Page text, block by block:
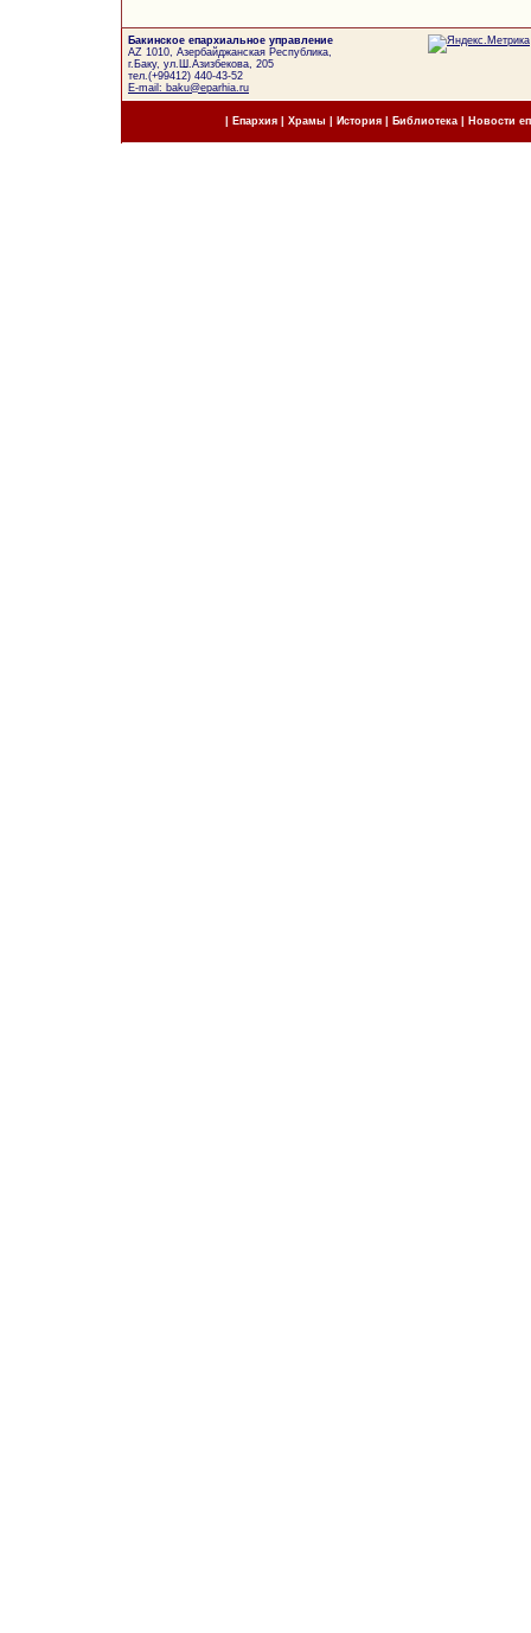
Бакинское епархиальное управление
AZ 1010, Азербайджанская Республика,
г.Баку, ул.Ш.Азизбекова, 205
тел.(+99412) 440-43-52
E-mail: baku@eparhia.ru
Епархия| Храмы История| Библиотека Новости